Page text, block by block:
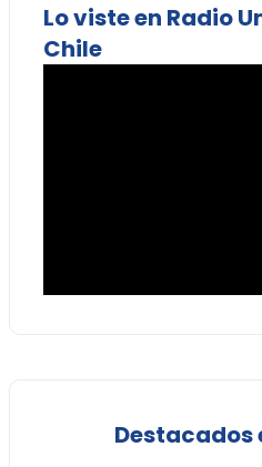
Lo viste en Radio
Chile
Destacados